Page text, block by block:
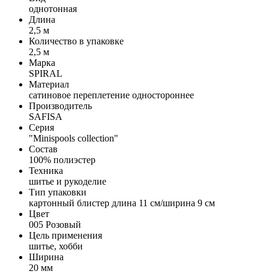
однотонная
Длина
2,5 м
Количество в упаковке
2,5 м
Марка
SPIRAL
Материал
сатиновое переплетение одностороннее
Производитель
SAFISA
Серия
"Minispools collection"
Состав
100% полиэстер
Техника
шитье и рукоделие
Тип упаковки
картонный блистер длина 11 см/ширина 9 см
Цвет
005 Розовый
Цель применения
шитье, хобби
Ширина
20 мм